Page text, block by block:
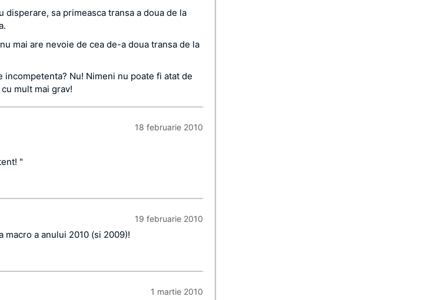
disperare, sa primeasca transa a doua de la
mai are nevoie de cea de-a doua transa de la
Nu! Nimeni nu poate fi atat de
mult mai grav!
18 februarie 2010
"
19 februarie 2010
macro a anului 2010 (si 2009)!
1 martie 2010